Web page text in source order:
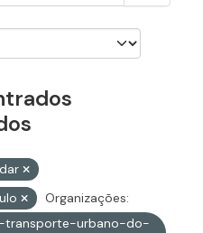
Organizações:
urbano-do-